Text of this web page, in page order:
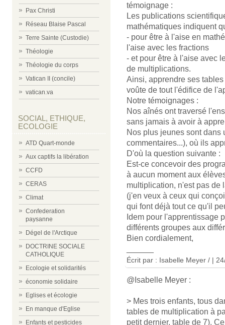
Pax Christi
Réseau Blaise Pascal
Terre Sainte (Custodie)
Théologie
Théologie du corps
Vatican II (concile)
vatican.va
SOCIAL, ETHIQUE,
ECOLOGIE
ATD Quart-monde
Aux captifs la libération
CCFD
CERAS
Climat
Confederation
paysanne
Dégel de l'Arctique
DOCTRINE SOCIALE
CATHOLIQUE
Ecologie et solidarités
économie solidaire
Eglises et écologie
En manque d'Eglise
Enfants et pesticides
témoignage :
Les publications
mathématiques indiquent
- pour être à l'aise en
l'aise avec les fractions
- et pour être à l'aise avec
de multiplications.
Ainsi, apprendre ses
voûte de tout l'édifice de
Notre témoignages :
Nos aînés ont traversé
sans jamais à avoir à
Nos plus jeunes sont dans
commentaires...), où ils
D'où la question suivante :
Est-ce concevoir des
à aucun moment aux
multiplication, n'est pas de
(j'en veux à ceux qui
qui font déjà tout ce qu'il
Idem pour l'apprentissage
différents groupes aux
Bien cordialement,
Écrit par : Isabelle Meyer / |
@Isabelle Meyer :
> Mes trois enfants, tous
tables de multiplication à
petit dernier, table de 7).